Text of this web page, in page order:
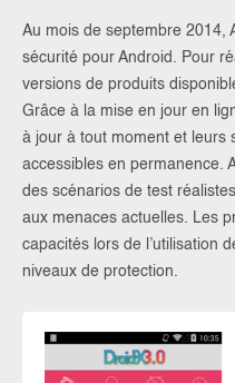
Au mois de septembre 2014,
sécurité pour Android. Pour
versions de produits
Grâce à la mise en jour en
à jour à tout moment et leurs
accessibles en permanence.
des scénarios de test
aux menaces actuelles. Les
capacités lors de l’utilisation
niveaux de protection.